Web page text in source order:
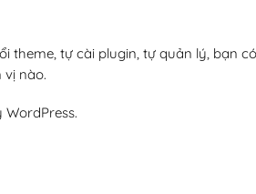
theme, tự cài plugin, tự quản lý, bạn
nào.